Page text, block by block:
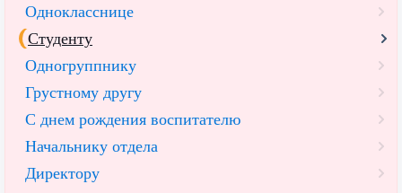
Однокласснице
Студенту
Одногруппнику
Грустному другу
С днем рождения воспитателю
Начальнику отдела
Директору